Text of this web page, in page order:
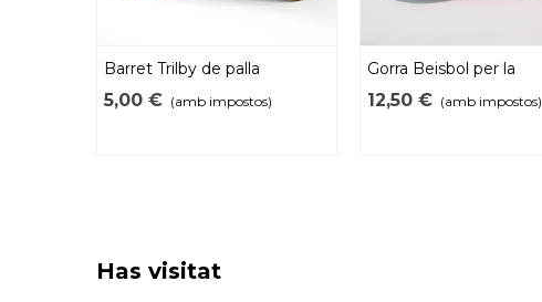
Barret Trilby de palla
5,00 € (amb impostos)
Gorra Beisbol per la
Independència
12,50 € (amb impostos)
Has visitat